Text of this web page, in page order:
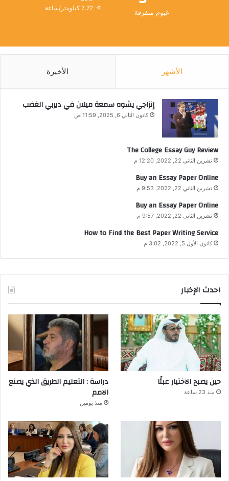
غيوم متفرقة
7.72 كيلومتر/ساعة
الأشهر الأخيرة
إنزاجي يشوه سمعة ميلان في ديربي الغضب
كانون الثاني 6, 2025, 11:59 ص
The College Essay Guy Review
تشرين الثاني 22, 2022, 12:20 م
Buy an Essay Paper Online
تشرين الثاني 22, 2022, 9:53 م
Buy an Essay Paper Online
تشرين الثاني 22, 2022, 9:57 م
How to Find the Best Paper Writing Service
كانون الأول 5, 2022, 3:02 م
احدث الإخبار
حين يصبح الاختيار عبئًا
منذ 23 ساعة
دراسة : التعليم الطريق الذي يصنع
الامم
منذ يومين